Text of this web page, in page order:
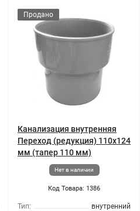
Продано
Канализация внутренняя
Переход (редукция) 110x124
мм (тапер 110 мм)
Нет в наличии
Код Товара: 1386
Тип:
внутренний